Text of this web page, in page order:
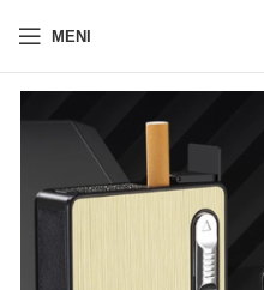
MENI